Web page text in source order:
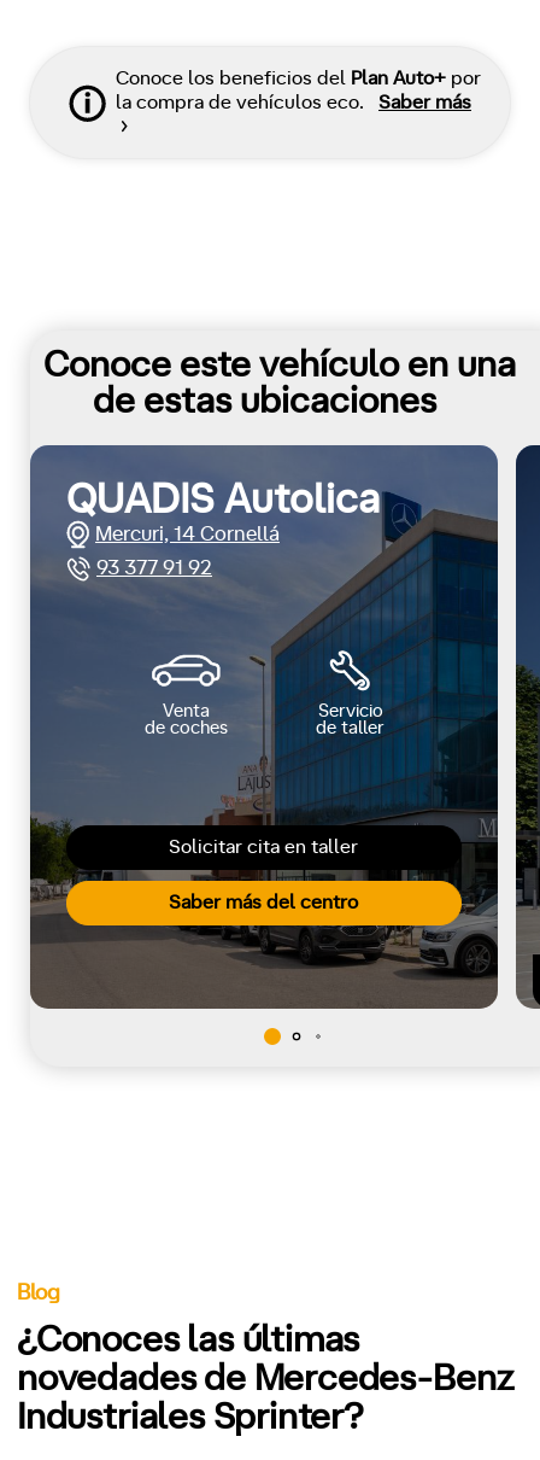
Conoce los beneficios del Plan Auto+ por
la compra de vehículos eco.
Saber más
Conoce este vehículo en una
de estas ubicaciones
Solicitar cita en taller
Saber más del centro
QUADIS Autolica
Mercuri, 14 Cornellá
93 377 91 92
Venta
de coches
Servicio
de taller
Blog
¿Conoces las últimas
novedades de Mercedes-Benz
Industriales Sprinter?